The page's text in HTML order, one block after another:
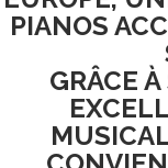
PIANOS
GRÂCE À